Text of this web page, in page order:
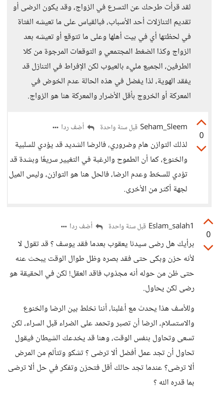
لقد قرأت طرحك عن التسرع في الزواج، وقد يكون الرضى أو
تقديم التنازلات أحد الأسباب، فبالقياس على ما تعيشه الفتاة
في لحظتها أي في بيت أهلها وعلى ما تتوقع أو تعيشه بعد
الزواج وكذا الضغط المجتمعي و التوقعات المرجوة من كلا
الطرفين، الجميع مليء بالعيوب لكن الإفراط في التنازل قد
يفقد الهوية، لذا يفضل في هذه الحالة عدم الخوض في
المعركة أو الخروج بأقل الأضرار والمعركة هنا هو الزواج.
0
Seham_Sleem قبل سنة واحدة أضف ردا
لذلك التوازن هام وضروري، فالرضا الشديد قد يؤدي للسلبية
والخنوع، كما أن الطموح والرغبة في التغيير سريعًا وبشدة قد
تؤدي للسخط وعدم الرضا، فالحل هنا هو التوازن، وليس الميل
لجهة أكثر من الأخرى.
0
Eslam_salah1 قبل سنة واحدة أضف ردا
برأيك هل رضى سيدنا يعقوب بعدما فقد يوسف ؟ قد تقول لا
لأنه حزن وبكى حتى فقد بصره وظل طوال الوقت يبحث عنه
حتى ظن من حوله أنه مجذوب فاقد العقل! لكن في الحقيقة هو
رضى لكن يحاول.
وللأسف هذا يحدث مع أغلبنا، أننا نخلط بين الرضا والخنوع
والاستسلام، الرضا أن تصبر وتحمد على الضراء قبل السراء، لكن
تسعى وتحاول بنفس الوقت، وهنا قد يخدعك الشيطان فيقول
تحاول أن تجد عمل أفضل ألا ترضى ؟ تشكو وتتألم من المرض
ألا ترضى؟ عندما تجد حالك أقل فتحزن وتفكر في حل ألا ترضى
بما قدره الله ؟